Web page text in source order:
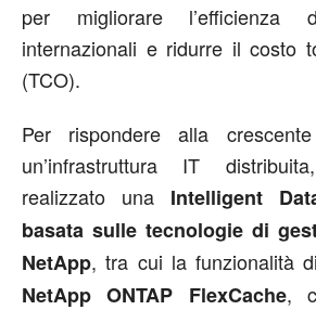
per migliorare l’efficienza
internazionali e ridurre il costo
(TCO).
Per rispondere alla
un’infrastruttura IT
realizzato una Intelligent
basata sulle tecnologie di
NetApp, tra cui la funzionalità
NetApp ONTAP FlexCache,